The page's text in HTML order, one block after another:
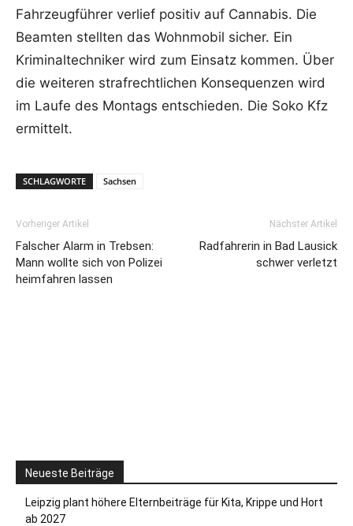
Fahrzeugführer verlief positiv auf Cannabis. Die
Beamten stellten das Wohnmobil sicher. Ein
Kriminaltechniker wird zum Einsatz kommen. Über
die weiteren strafrechtlichen Konsequenzen wird
im Laufe des Montags entschieden. Die Soko Kfz
ermittelt.
SCHLAGWORTE Sachsen
Vorheriger Artikel
Falscher Alarm in Trebsen:
Mann wollte sich von Polizei
heimfahren lassen
Nächster Artikel
Radfahrerin in Bad Lausick
schwer verletzt
Neueste Beiträge
Leipzig plant höhere Elternbeiträge für Kita, Krippe und Hort
ab 2027